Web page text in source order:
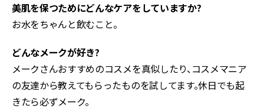
美肌を保つためにどんなケアをしていますか?
お水をちゃんと飲むこと。
どんなメークが好き?
メークさんおすすめのコスメを真似したり、コスメマニア
の友達から教えてもらったものを試してます。休日でも起
きたら必ずメーク。